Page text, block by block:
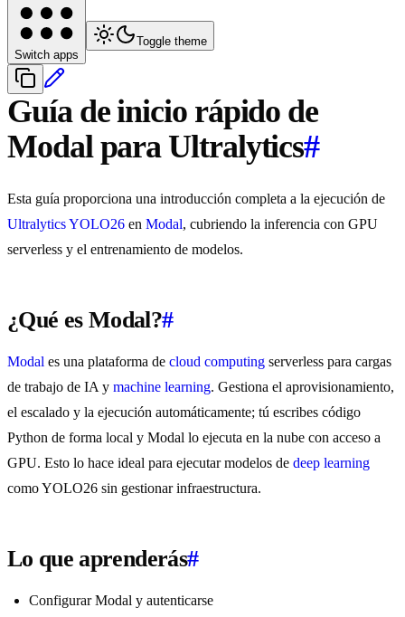
Switch apps
Toggle theme
Guía de inicio rápido de
Modal para Ultralytics#
Esta guía proporciona una introducción completa a la ejecución de
Ultralytics YOLO26 en Modal, cubriendo la inferencia con GPU
serverless y el entrenamiento de modelos.
¿Qué es Modal?#
Modal es una plataforma de cloud computing serverless para cargas
de trabajo de IA y machine learning. Gestiona el aprovisionamiento,
el escalado y la ejecución automáticamente; tú escribes código
Python de forma local y Modal lo ejecuta en la nube con acceso a
GPU. Esto lo hace ideal para ejecutar modelos de deep learning
como YOLO26 sin gestionar infraestructura.
Lo que aprenderás#
Configurar Modal y autenticarse